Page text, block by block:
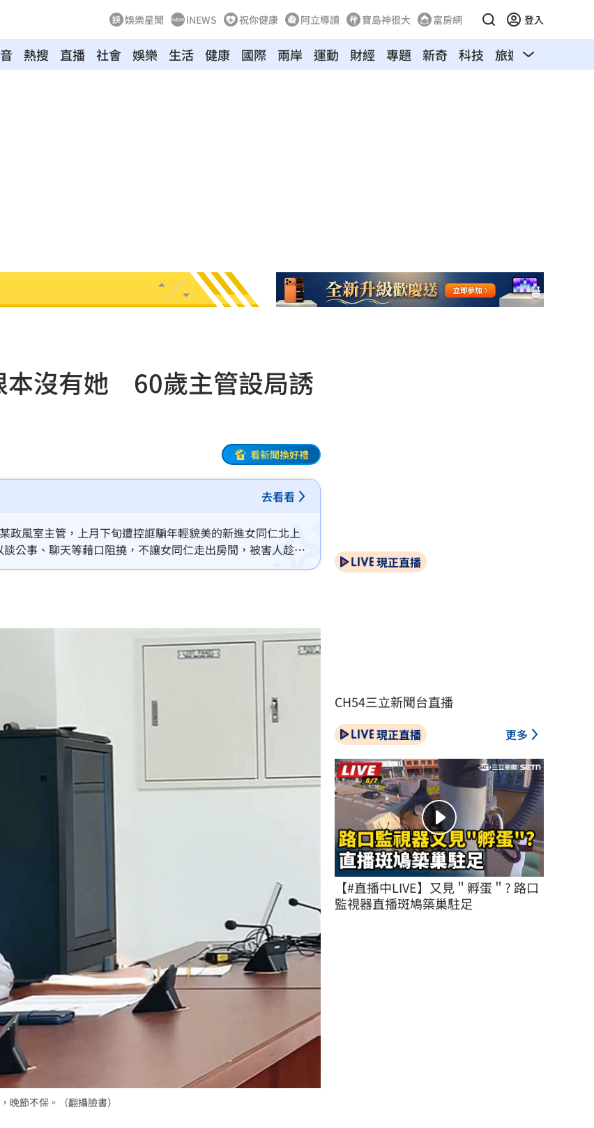
娛樂星聞 iNEWS 祝你健康 阿立導讀 寶島神很大 富房網 登入
熱搜 直播 社會 娛樂 生活 健康 國際 兩岸 運動 財經 專題 新奇 科技 旅遊 汽車
本沒有她 60歲主管設局誘
看新聞換好禮
去看看
政風室主管，上月下旬遭控誆騙年輕貌美的新進女同仁北上
公事、聊天等藉口阻撓，不讓女同仁走出房間，被害人趁機
急忙申請退休，廉政署徹查後，發現該名女同仁不在受訓
並下令將該名政風主管調離現職，
晚節不保。（翻攝臉書）
現正直播
CH54三立新聞台直播
現正直播 更多
【#直播中LIVE】又見＂孵蛋＂? 路口
監視器直播斑鳩築巢駐足